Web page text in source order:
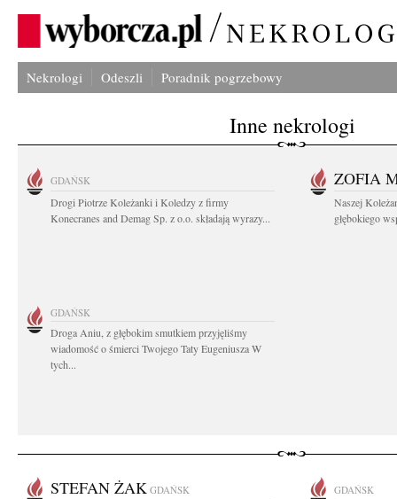
Nekrologi Odeszli Poradnik pogrzebowy
Inne nekrologi
GDAŃSK
Drogi Piotrze Koleżanki i Koledzy z firmy
Konecranes and Demag Sp. z o.o. składają wyrazy...
ZOFIA
Naszej
głębokiego
GDAŃSK
Droga Aniu, z głębokim smutkiem przyjęliśmy
wiadomość o śmierci Twojego Taty Eugeniusza W
tych...
STEFAN ŻAK GDAŃSK GDAŃSK